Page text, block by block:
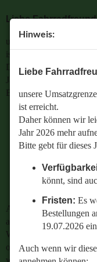
Hinweis:
Liebe
unsere
ist erreicht.
Daher können wir
Jahr 2026 mehr
Bitte gebt für dieses
könnt, sind
Fristen: Es
Bestellungen
19.07.2026
Auch wenn wir
Liebe
unsere Umsatzgrenze
ist erreicht.
Daher können wir leider
Jahr 2026 mehr
Bitte gebt für dieses
Verfügbarkeit:
könnt, sind auch
verfügbar.
Bestellungen
19.07.2026
Auch wenn wir dieses
annehmen können:
Wenn ihr Fragen zu
oder wissen wollt,
welches Ersatzteil
Geltungsbereich
Allgemeine
1. Geltungsbereich
Für alle Lieferungen
gelten diese
Verbraucher ist jede
gewerblichen noch
zugerechnet werden
2. Vertragspartner
Der Kaufvertrag
Inhaber: Kristina